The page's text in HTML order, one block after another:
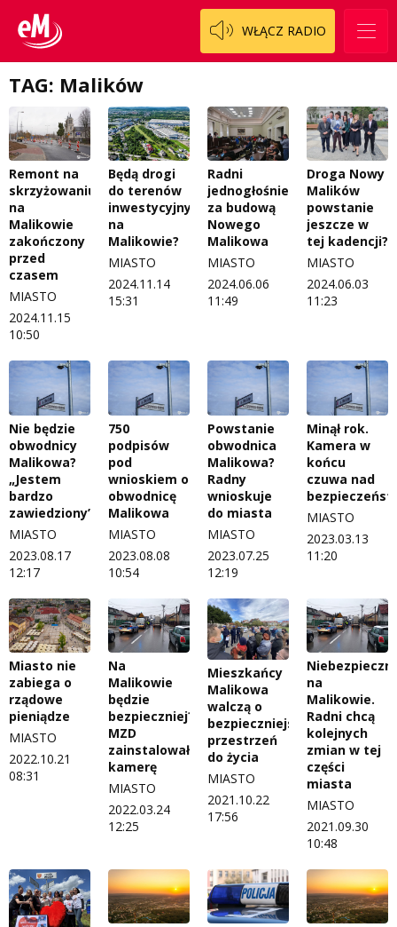
WŁĄCZ RADIO
TAG: Malików
Remont na
skrzyżowaniu
na
Malikowie
zakończony
przed
czasem
MIASTO
2024.11.15
10:50
Będą drogi
do terenów
inwestycyjnych
na
Malikowie?
MIASTO
2024.11.14
15:31
Radni
jednogłośnie
za budową
Nowego
Malikowa
MIASTO
2024.06.06
11:49
Droga Nowy
Malików
powstanie
jeszcze w
tej kadencji?
MIASTO
2024.06.03
11:23
Nie będzie
obwodnicy
Malikowa?
„Jestem
bardzo
zawiedziony”
MIASTO
2023.08.17
12:17
750
podpisów
pod
wnioskiem o
obwodnicę
Malikowa
MIASTO
2023.08.08
10:54
Powstanie
obwodnica
Malikowa?
Radny
wnioskuje
do miasta
MIASTO
2023.07.25
12:19
Minął rok.
Kamera w
końcu
czuwa nad
MIASTO
2023.03.13
11:20
Miasto nie
zabiega o
rządowe
pieniądze
MIASTO
2022.10.21
08:31
Na
Malikowie
będzie
bezpieczniej?
MZD
zainstalowało
kamerę
MIASTO
2022.03.24
12:25
Mieszkańcy
Malikowa
walczą o
bezpieczniejszą
przestrzeń
do życia
MIASTO
2021.10.22
17:56
na
Malikowie.
Radni chcą
kolejnych
zmian w tej
części
miasta
MIASTO
2021.09.30
10:48